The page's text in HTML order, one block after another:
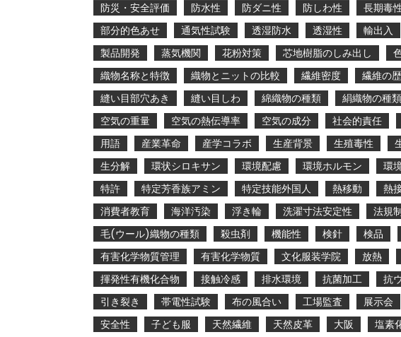
防災・安全評価
防水性 防ダニ性 防しわ性 長期毒
部分的色あせ
通気性試験 透湿防水 透湿性 輸出入
製品開発
蒸気機関 花粉対策 芯地樹脂のしみ出し
織物名称と特徴
織物とニットの比較 繊維密度 繊維の
縫い目部穴あき
縫い目しわ 綿織物の種類 絹織物の種類
空気の重量
空気の熱伝導率 空気の成分 社会的責任
用語
産業革命 産学コラボ 生産背景 生殖毒性
生分解
環状シロキサン 環境配慮 環境ホルモン 環
特許
特定芳香族アミン 特定技能外国人 熱移動 熱
消費者教育
海洋汚染 浮き輪 洗濯寸法安定性 法規
毛(ウール)織物の種類
殺虫剤 機能性 検針 検品
有害化学物質管理
有害化学物質 文化服装学院 放熱
揮発性有機化合物
接触冷感 排水環境 抗菌加工 抗
引き裂き
帯電性試験 布の風合い 工場監査 展示会
安全性
子ども服 天然繊維 天然皮革 大阪 塩素